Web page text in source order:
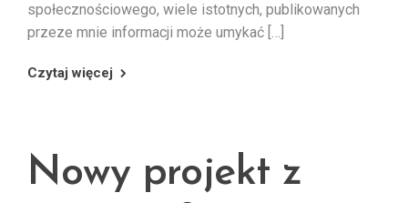
społecznościowego, wiele istotnych, publikowanych
przeze mnie informacji może umykać […]
Czytaj więcej
Nowy projekt z